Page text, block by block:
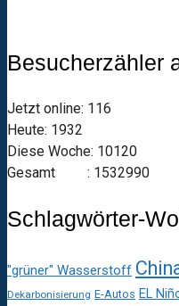
Besucherzähler
Jetzt online: 116
Heute: 1932
Diese Woche: 10120
Gesamt : 1532990
Schlagwörter-
"grüner" Wasserstoff
Dekarbonisierung E-Autos EL